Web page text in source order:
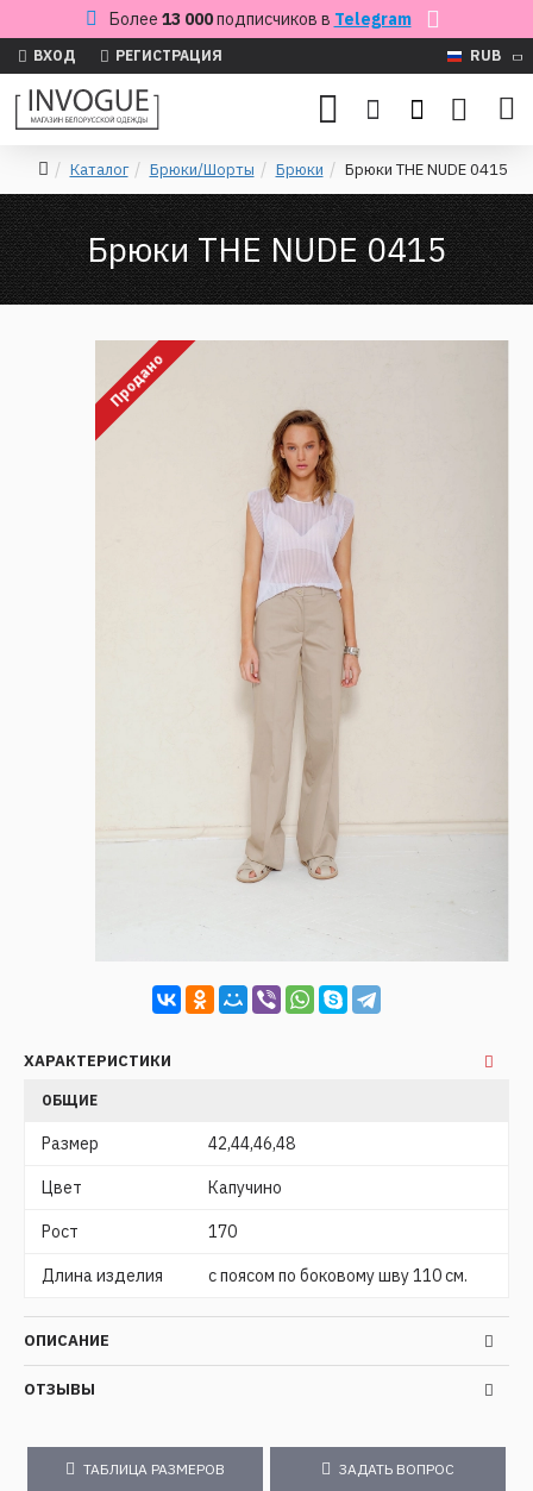
Более 13 000подписчиков в Telegram
ВХОД РЕГИСТРАЦИЯ RUB
Каталог Брюки/Шорты Брюки Брюки THE NUDE 0415
Брюки THE NUDE 0415
Продано
ХАРАКТЕРИСТИКИ
ОБЩИЕ
Размер 42,44,46,48
Цвет Капучино
Рост 170
Длина изделия с поясом по боковому шву 110 см.
ОПИСАНИЕ
ОТЗЫВЫ
ТАБЛИЦА РАЗМЕРОВ ЗАДАТЬ ВОПРОС